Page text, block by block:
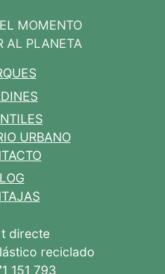
MOMENTO
AL PLANETA
URBANO
directe
reciclado
151 793